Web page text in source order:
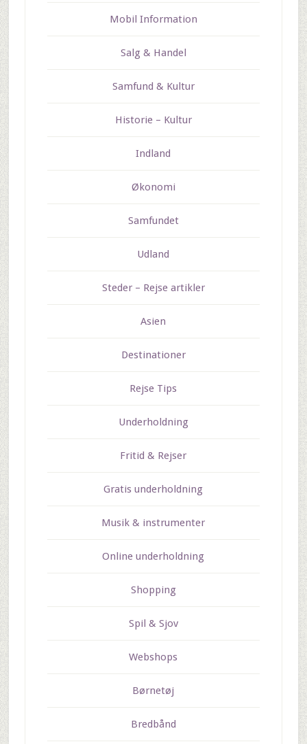
Mobil Information
Salg & Handel
Samfund & Kultur
Historie – Kultur
Indland
Økonomi
Samfundet
Udland
Steder – Rejse artikler
Asien
Destinationer
Rejse Tips
Underholdning
Fritid & Rejser
Gratis underholdning
Musik & instrumenter
Online underholdning
Shopping
Spil & Sjov
Webshops
Børnetøj
Bredbånd